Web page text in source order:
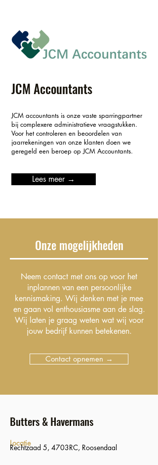
JCM Accountants
JCM accountants is onze vaste sparringpartner
bij complexere administratieve vraagstukken.
Voor het controleren en beoordelen van
jaarrekeningen van onze klanten doen we
geregeld een beroep op JCM Accountants.
Lees meer →
Onze mogelijkheden
Neem contact met ons op voor het
inplannen van een persoonlijke
kennismaking. Wij denken met je mee
en gaan vol enthousiasme aan de slag.
Wij laten je graag weten wat wij voor
jouw bedrijf kunnen betekenen.
Contact opnemen →
Butters & Havermans
Locatie
Rechtzaad 5, 4703RC, Roosendaal